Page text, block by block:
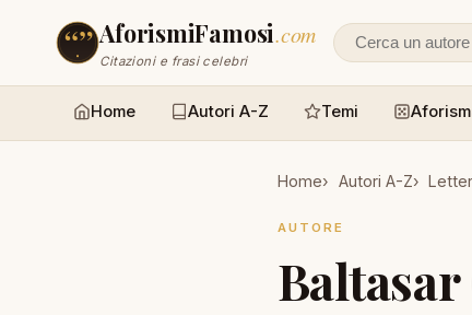
AforismiFamosi.com
Citazioni e frasi celebri Cerca un
Home Autori A-Z Temi
Home Autori A-Z
AUTORE